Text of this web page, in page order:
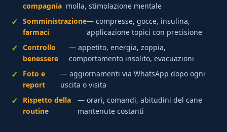
compagnia molla, stimolazione mentale
Somministrazione
farmaci
— compresse, gocce, insulina,
applicazione topici con precisione
Controllo
benessere
— appetito, energia, zoppia,
comportamento insolito, evacuazioni
Foto e
report
— aggiornamenti via WhatsApp dopo ogni
uscita o visita
Rispetto della
routine
— orari, comandi, abitudini del cane
mantenute costanti